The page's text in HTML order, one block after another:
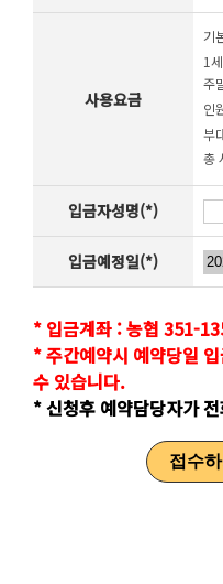
사용요금
기
1
주
인
부
총
입금자성명(*)
입금예정일(*)
* 입금계좌 : 농협 351-
* 주간예약시 예약당일
수 있습니다.
* 신청후 예약담당자가